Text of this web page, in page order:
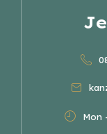
Mon